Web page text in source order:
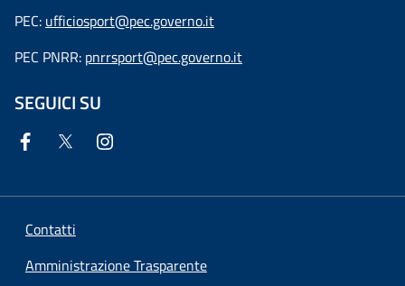
PEC: ufficiosport@pec.governo.it
PEC PNRR: pnrrsport@pec.governo.it
SEGUICI SU
Contatti
Amministrazione Trasparente